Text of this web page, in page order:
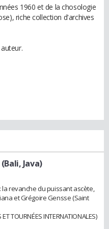
1960 et de la chosologie
riche collection d'archives
Java)
la revanche du puissant ascète,
et Grégoire Gensse (Saint
TOURNÉES INTERNATIONALES)